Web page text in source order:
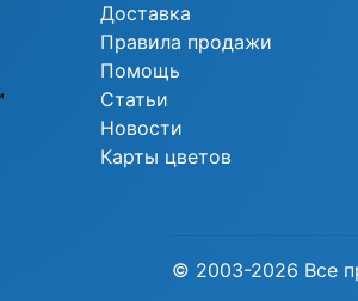
Доставка
Правила продажи
Помощь
Статьи
Новости
Карты цветов
© 2003-2026 Все